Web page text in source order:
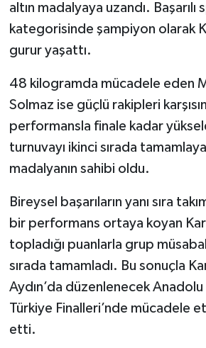
altın madalyaya uzandı. Başarılı
kategorisinde şampiyon olarak
gurur yaşattı.
48 kilogramda mücadele eden
Solmaz ise güçlü rakipleri
performansla finale kadar
turnuvayı ikinci sırada
madalyanın sahibi oldu.
Bireysel başarıların yanı sıra
bir performans ortaya koyan
topladığı puanlarla grup
sırada tamamladı. Bu sonuçla
Aydın’da düzenlenecek Anadolu
Türkiye Finalleri’nde mücadele
etti.